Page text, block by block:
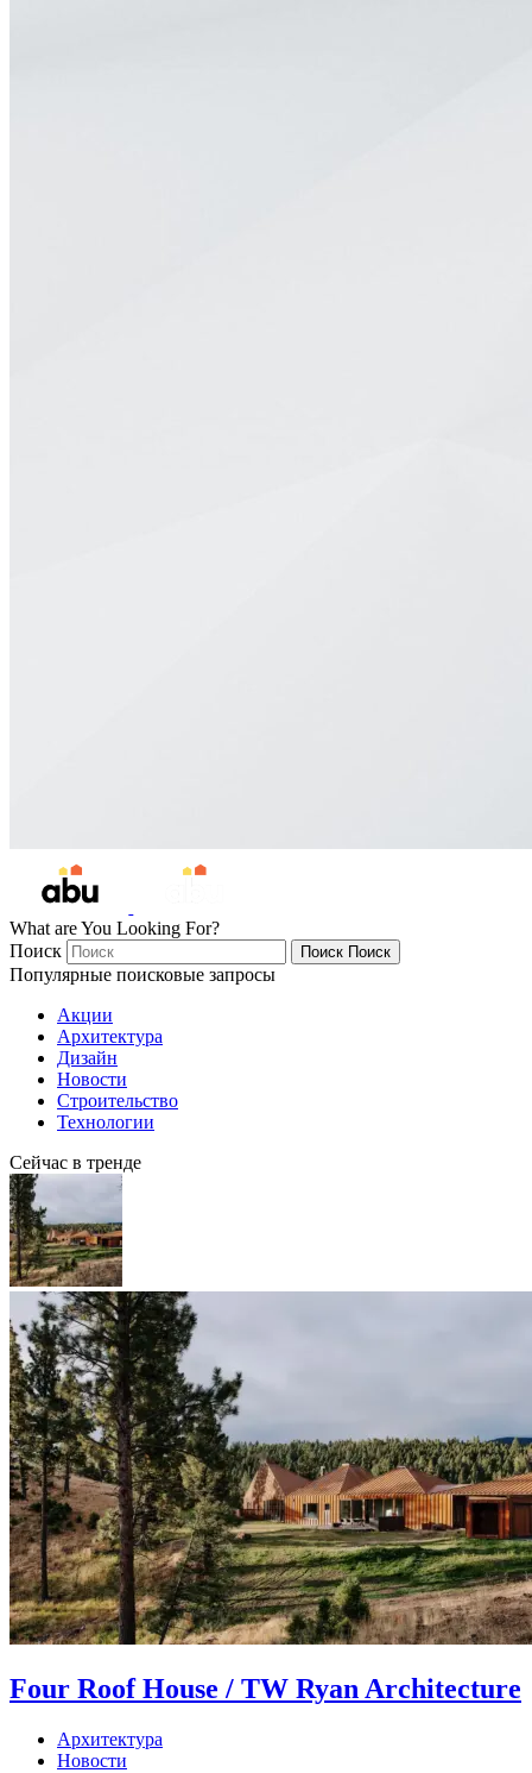
What are You Looking For?
Поиск
Поиск Поиск
Популярные поисковые запросы
Акции
Архитектура
Дизайн
Новости
Строительство
Технологии
Сейчас в тренде
Four Roof House / TW Ryan Architecture
Архитектура
Новости